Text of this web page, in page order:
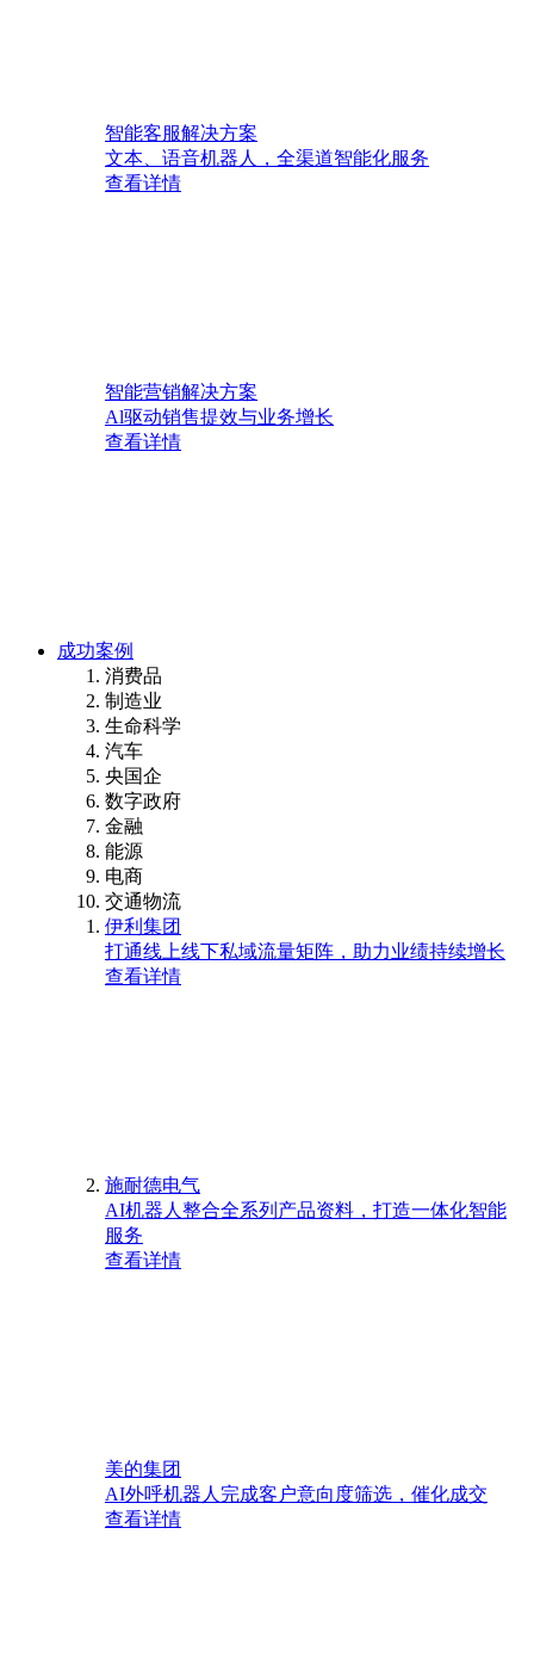
智能客服解决方案
文本、语音机器人，全渠道智能化服务
查看详情
智能营销解决方案
Al驱动销售提效与业务增长
查看详情
成功案例
消费品
制造业
生命科学
汽车
央国企
数字政府
金融
能源
电商
交通物流
伊利集团
打通线上线下私域流量矩阵，助力业绩持续增长
查看详情
施耐德电气
AI机器人整合全系列产品资料，打造一体化智能
服务
查看详情
美的集团
AI外呼机器人完成客户意向度筛选，催化成交
查看详情